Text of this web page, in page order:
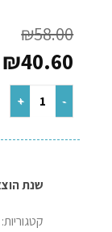
₪58.00
₪40.60
שנת הוצאה: 1989
קטגוריות: